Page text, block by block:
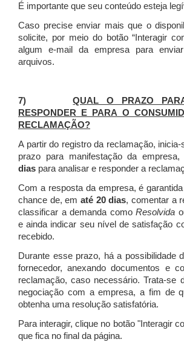
É importante que seu conteúdo esteja
Caso precise enviar mais que o
solicite, por meio do botão “Interagir
algum e-mail da empresa para
arquivos.
7)QUAL O PRAZO
RESPONDER E PARA O
RECLAMAÇÃO?
A partir do registro da reclamação,
prazo para manifestação da
dias para analisar e responder a
Com a resposta da empresa, é
chance de, em até 20 dias, comentar a
classificar a demanda comoResolvida
e ainda indicar seu nível de satisfação
recebido.
Durante esse prazo, há a possibilidade
fornecedor, anexando documentos e
reclamação, caso necessário.Trata-se
negociação com a empresa, a fim de
obtenha uma resolução satisfatória.
Para interagir, clique no botão "Interagir
que fica no final da página.